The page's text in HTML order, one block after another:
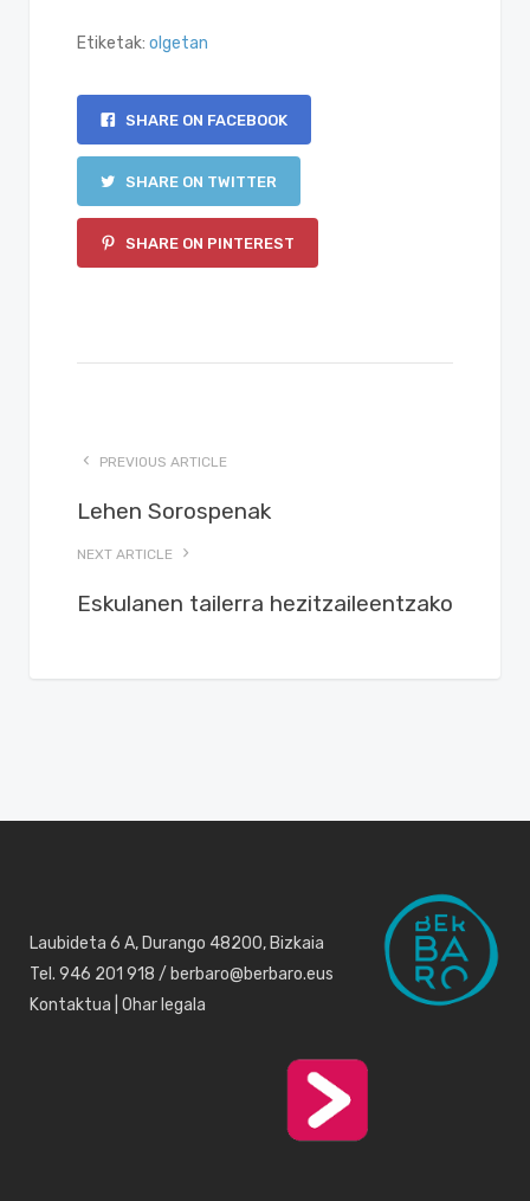
Etiketak: olgetan
SHARE ON FACEBOOK
SHARE ON TWITTER
SHARE ON PINTEREST
PREVIOUS ARTICLE
Lehen Sorospenak
NEXT ARTICLE
Eskulanen tailerra hezitzaileentzako
Laubideta 6 A, Durango 48200, Bizkaia
Tel. 946 201 918 / berbaro@berbaro.eus
Kontaktua Ohar legala